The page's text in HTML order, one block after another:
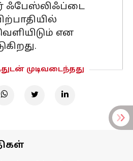
ஃபேஸ்லிஃப்டை
என
முடிவடைந்தது